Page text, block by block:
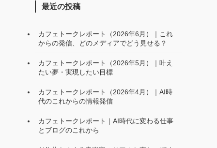
最近の投稿
カフェトークレポート（2026年6月）｜これ
からの発信、どのメディアでどう見せる？
カフェトークレポート（2026年5月）｜叶え
たい夢・実現したい目標
カフェトークレポート（2026年4月）｜AI時
代のこれからの情報発信
カフェトークレポート｜AI時代に変わる仕事
とブログのこれから